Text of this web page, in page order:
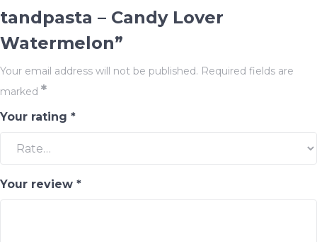
tandpasta – Candy Lover
Watermelon”
Your email address will not be published. Required fields are
marked *
Your rating *
Your review *